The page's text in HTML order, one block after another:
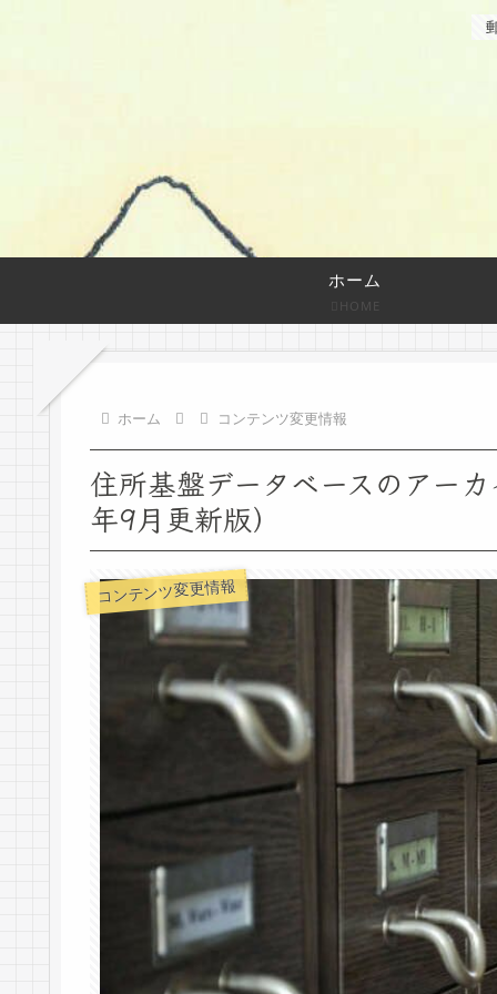
ホーム
HOME
ホーム コンテンツ変更情報
住所基盤データベースのアー
年9月更新版）
コンテンツ変更情報